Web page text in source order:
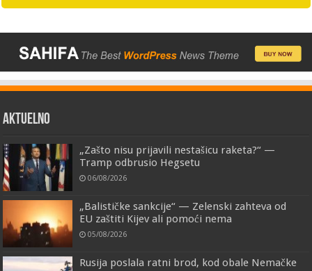
AKTUELNO
„Zašto nisu prijavili nestašicu raketa?“ —
Tramp odbrusio Hegsetu
06/08/2026
„Balističke sankcije“ — Zelenski zahteva od
EU zaštiti Kijev ali pomoći nema
05/08/2026
Rusija poslala ratni brod, kod obale Nemačke